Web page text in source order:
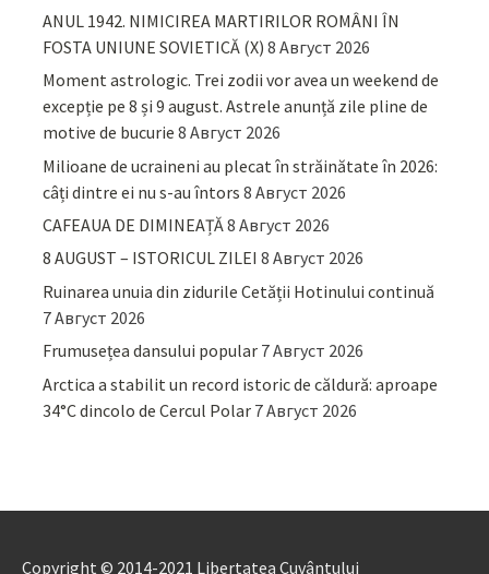
ANUL 1942. NIMICIREA MARTIRILOR ROMÂNI ÎN
FOSTA UNIUNE SOVIETICĂ (X) 8 Август 2026
Moment astrologic. Trei zodii vor avea un weekend de
excepție pe 8 și 9 august. Astrele anunță zile pline de
motive de bucurie 8 Август 2026
Milioane de ucraineni au plecat în străinătate în 2026:
câți dintre ei nu s-au întors 8 Август 2026
CAFEAUA DE DIMINEAȚĂ8 Август 2026
8 AUGUST – ISTORICUL ZILEI 8 Август 2026
Ruinarea unuia din zidurile Cetății Hotinului continuă
7 Август 2026
Frumusețea dansului popular 7 Август 2026
Arctica a stabilit un record istoric de căldură: aproape
34°C dincolo de Cercul Polar 7 Август 2026
Copyright © 2014-2021 Libertatea Cuvântului